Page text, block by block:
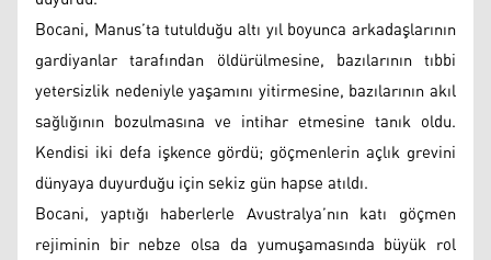
Bocani, Manus’ta tutulduğu altı yıl boyunca arkadaşlarının
gardiyanlar tarafından öldürülmesine, bazılarının tıbbi
yetersizlik nedeniyle yaşamını yitirmesine, bazılarının akıl
sağlığının bozulmasına ve intihar etmesine tanık oldu.
Kendisi iki defa işkence gördü; göçmenlerin açlık grevini
dünyaya duyurduğu için sekiz gün hapse atıldı.
Bocani, yaptığı haberlerle Avustralya’nın katı göçmen
rejiminin bir nebze olsa da yumuşamasında büyük rol